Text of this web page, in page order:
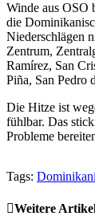
Winde aus OSO
die
Niederschlägen
Zentrum,
Ramírez, San
Piña, San Pedro
Die Hitze ist
fühlbar. Das
Probleme
Tags:
Weitere